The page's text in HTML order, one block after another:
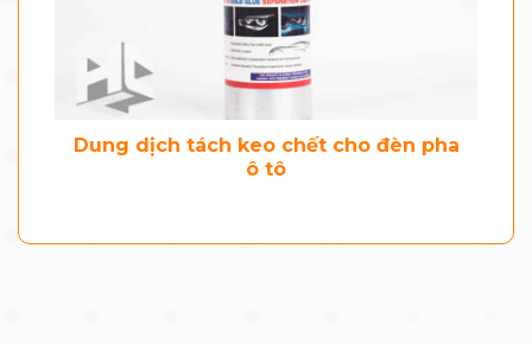
Dung dịch tách keo chết cho đèn pha
ô tô